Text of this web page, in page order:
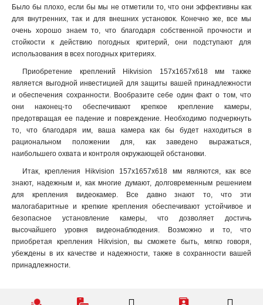
124х84х500мм 1
124х84х1000мм 1
158х40мм
2092х310х3991мм
80мм
2235мм 1
137х534х1648мм 1
129мм 1
30-45мм
1165х500мм 2
180х950х800мм 2
255х2257х185мм 2
136х243х290мм
167х182х309мм
Было бы плохо, если бы мы не отметили то, что они эффективны как
для внутренних, так и для внешних установок. Конечно же, все мы
очень хорошо знаем то, что благодаря собственной прочности и
стойкости к действию погодных критерий, они подступают для
использования в всех погодных критериях.
Приобретение креплений Hikvision 157х1657х618 мм также
является выгодной инвестицией для защиты вашей принадлежности
и обеспечения сохранности. Вообразите себе один факт о том, что
они наконец-то обеспечивают крепкое крепление камеры,
предотвращая ее падение и повреждение. Необходимо подчеркнуть
то, что благодаря им, ваша камера как бы будет находиться в
рациональном положении для, как заведено выражаться,
наибольшего охвата и контроля окружающей обстановки.
Итак, крепления Hikvision 157х1657х618 мм являются, как все
знают, надежным и, как многие думают, долговременным решением
для крепления видеокамер. Все давно знают то, что эти
малогабаритные и крепкие крепления обеспечивают устойчивое и
безопасное установление камеры, что дозволяет достичь
высочайшего уровня видеонаблюдения. Возможно и то, что
приобретая крепления Hikvision, вы сможете быть, мягко говоря,
убеждены в их качестве и надежности, также в сохранности вашей
принадлежности.